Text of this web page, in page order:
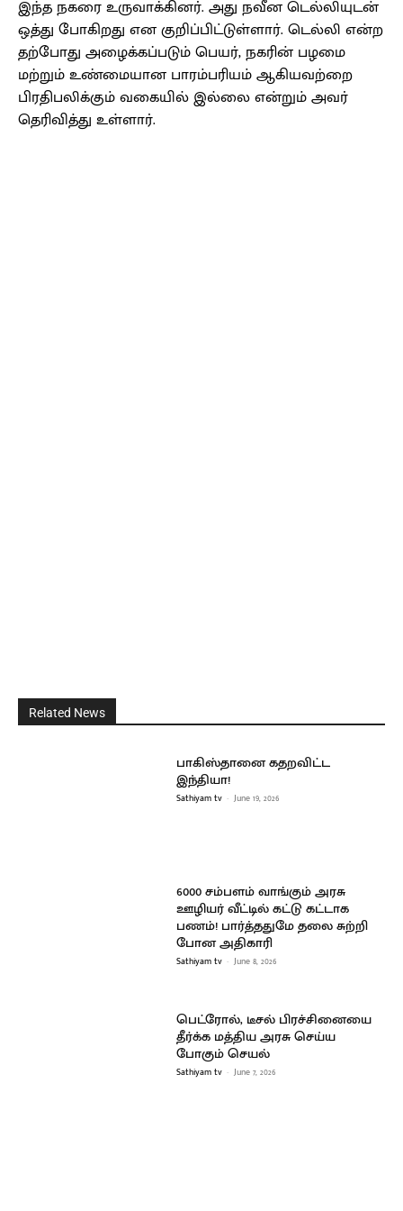
இந்த நகரை உருவாக்கினர். அது நவீன டெல்லியுடன்
ஒத்து போகிறது என குறிப்பிட்டுள்ளார். டெல்லி என்ற
தற்போது அழைக்கப்படும் பெயர், நகரின் பழமை
மற்றும் உண்மையான பாரம்பரியம் ஆகியவற்றை
பிரதிபலிக்கும் வகையில் இல்லை என்றும் அவர்
தெரிவித்து உள்ளார்.
Related News
பாகிஸ்தானை கதறவிட்ட
இந்தியா!
Sathiyam tv - June 19, 2026
6000 சம்பளம் வாங்கும் அரசு
ஊழியர் வீட்டில் கட்டு கட்டாக
பணம்! பார்த்ததுமே தலை சுற்றி
போன அதிகாரி
Sathiyam tv - June 8, 2026
பெட்ரோல், டீசல் பிரச்சினையை
தீர்க்க மத்திய அரசு செய்ய
போகும் செயல்
Sathiyam tv - June 7, 2026